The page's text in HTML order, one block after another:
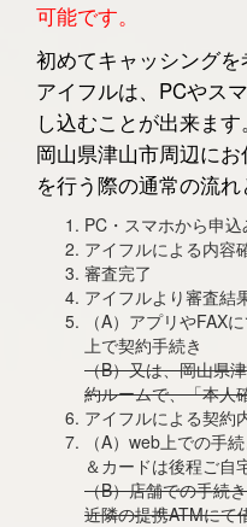
可能です。
初めてキャッシング
アイフルは、PCやス
し込むことが出来ます。
岡山県津山市周辺に
を行う際の通常の流れ
PC・スマホから申込
アイフルによる内容
審査完了
アイフルより審査結
（A）アプリやFAX
上で契約手続き
（B）又は、岡山県
約ルームで、「本人
アイフルによる契約
（A）web上での手
＆カードは後程ご自
（B）店舗での手続
近隣の提携ATMにて